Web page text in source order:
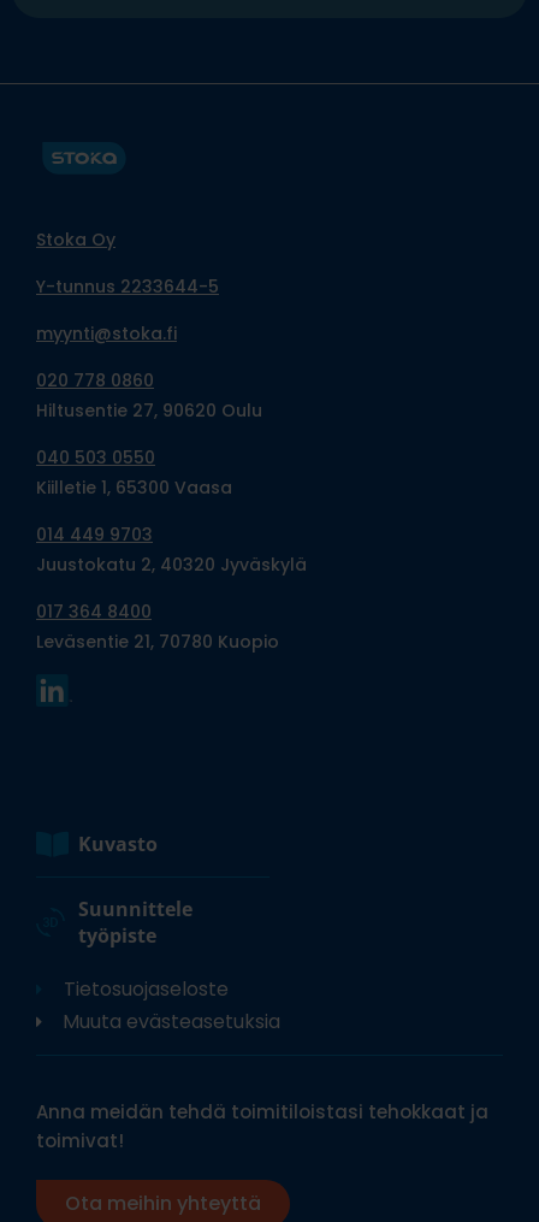
Stoka Oy
Y-tunnus 2233644-5
myynti@stoka.fi
020 778 0860
Hiltusentie 27, 90620 Oulu
040 503 0550
Kiilletie 1, 65300 Vaasa
014 449 9703
Juustokatu 2, 40320 Jyväskylä
017 364 8400
Leväsentie 21, 70780 Kuopio
Kuvasto
Suunnittele
työpiste
Tietosuojaseloste
Muuta evästeasetuksia
Anna meidän tehdä toimitiloistasi tehokkaat ja
toimivat!
Ota meihin yhteyttä